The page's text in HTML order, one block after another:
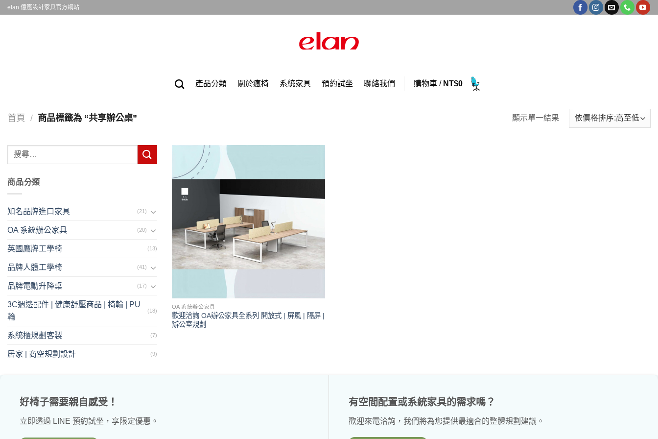
Skipelan 億嵐設計家具官方網站
產品分類 關於瘋椅 系統家具 預約試坐 聯絡我們 購物車 / NT$0
首頁 / 商品標籤為 “共享辦公桌” 顯示單一結果
鍵
字:
商品分類
知名品牌進口家具 (21)
OA 系統辦公家具 (20)
英國鷹牌工學椅 (13)
品牌人體工學椅 (41)
品牌電動升降桌 (17)
3C週邊配件 | 健康舒壓商品 | 椅輪 | PU
輪
(18)
系統櫃規劃客製 (7)
居家 | 商空規劃設計 (9)
OA 系統辦公家具
歡迎洽詢 OA辦公家具全系列 開放式 | 屏風 | 隔屏 |
辦公室規劃
好椅子需要親自感受！
立即透過 LINE 預約試坐，享限定優惠。
有空間配置或系統家具的需求嗎？
歡迎來電洽詢，我們將為您提供最適合的整體規劃建議。